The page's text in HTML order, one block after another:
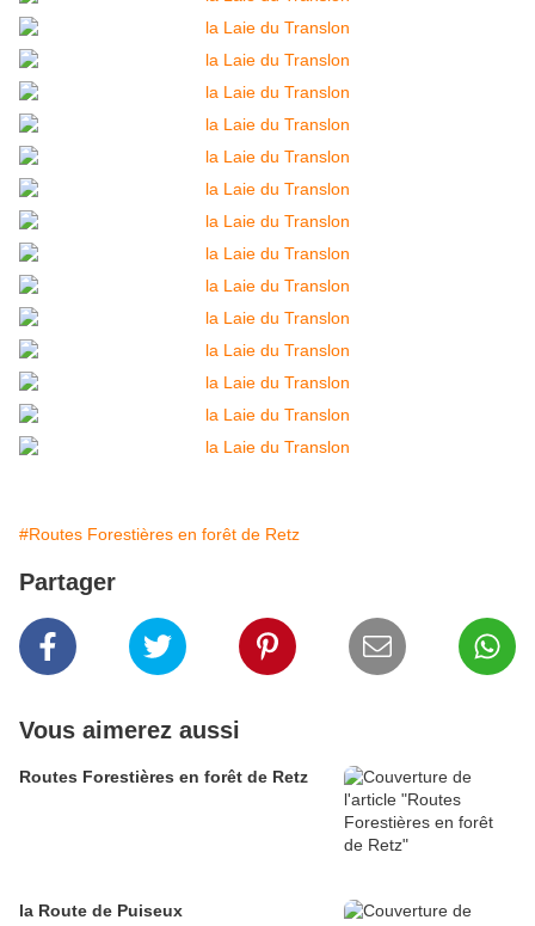
#Routes Forestières en forêt de Retz
Partager
Vous aimerez aussi
Routes Forestières en forêt de Retz
la Route de Puiseux